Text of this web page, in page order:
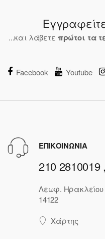
...και λάβετε πρώτοι τα
Facebook Youtube
ΕΠΙΚΟΙΝΩΝΙΑ
210 2810019
Λεωφ. Ηρακλείου
14122
Χάρτης